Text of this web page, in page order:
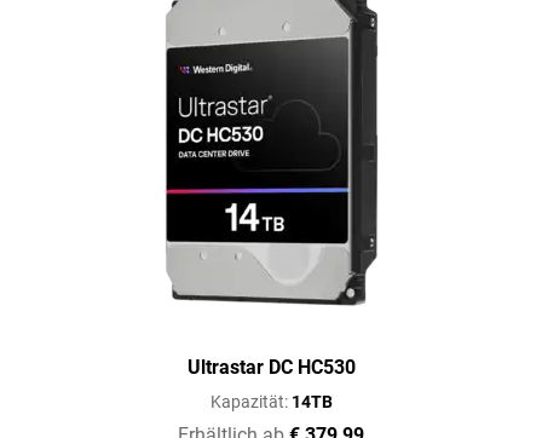
Ultrastar DC HC530
Kapazität: 14TB